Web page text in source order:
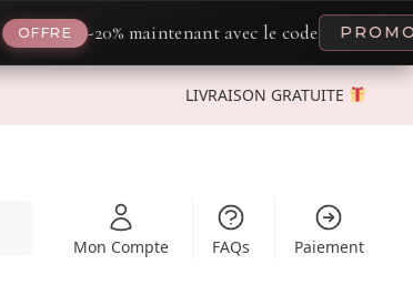
-20% maintenant avec le code PROMO20 ✦
LIVRAISON GRATUITE
Mon Compte FAQs Paiement